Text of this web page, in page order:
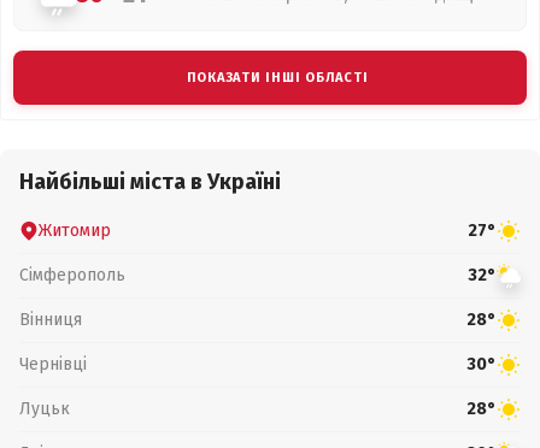
ПОКАЗАТИ ІНШІ ОБЛАСТІ
Найбільші міста в Україні
Житомир 27°
Сімферополь 32°
Вінниця 28°
Чернівці 30°
Луцьк 28°